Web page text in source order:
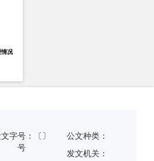
情况
字号：〔〕
号
公文种类：
发文机关：